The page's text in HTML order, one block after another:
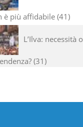
è più affidabile 41
L’Ilva: necessità o
31